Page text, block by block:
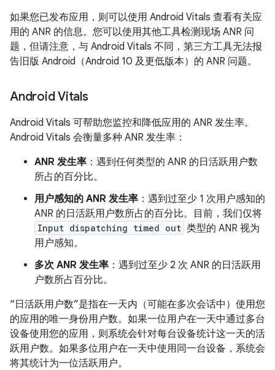
如果您已发布应用，则可以使用 Android Vitals 查看有关应
用的 ANR 的信息。您可以使用其他工具检测现场 ANR 问
题，但请注意，与 Android Vitals 不同，第三方工具无法报
告旧版 Android（Android 10 及更低版本）的 ANR 问题。
Android Vitals
Android Vitals 可帮助您监控和降低应用的 ANR 发生率。
Android Vitals 会衡量多种 ANR 发生率：
ANR 发生率 ：遇到任何类型的 ANR 的日活跃用户数
所占的百分比。
用户感知的 ANR 发生率 ：遇到过至少 1 次用户感知的
ANR 的日活跃用户数所占的百分比。
目前，我们仅将
Input dispatching timed out 类型的 ANR 视为
用户感知。
多次 ANR 发生率 ：遇到过至少 2 次 ANR 的日活跃用
户数所占百分比。
“日活跃用户数”是指在一天内（可能在多次会话中）使用您
的应用的唯一身份用户数。如果一位用户在一天中通过多台
设备使用您的应用，则系统会针对每台设备统计这一天的活
跃用户数。如果多位用户在一天中使用同一台设备，系统会
将其统计为一位活跃用户。